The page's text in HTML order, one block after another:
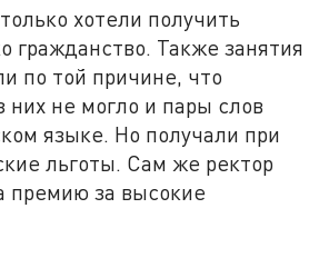
хотели получить
гражданство. Также занятия
по той причине, что
них не могло и пары слов
языке. Но получали при
льготы. Сам же ректор
премию за высокие